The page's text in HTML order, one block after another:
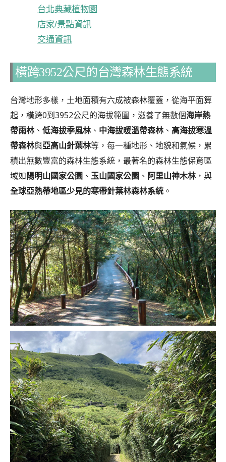
台北典藏植物園
店家/景點資訊
交通資訊
橫跨3952公尺的台灣森林生態系統
台灣地形多樣，土地面積有六成被森林覆蓋，從海平面算
起，橫跨0到3952公尺的海拔範圍，滋養了無數個海岸熱
帶雨林、 低海拔季風林、 中海拔暖溫帶森林、 高海拔寒溫
帶森林與亞高山針葉林等，每一種地形、地貌和氣候，累
積出無數豐富的森林生態系統，最著名的森林生態保育區
域如陽明山國家公園 、 玉山國家公園 、 阿里山神木林，與
全球亞熱帶地區少見的寒帶針葉林森林系統 。